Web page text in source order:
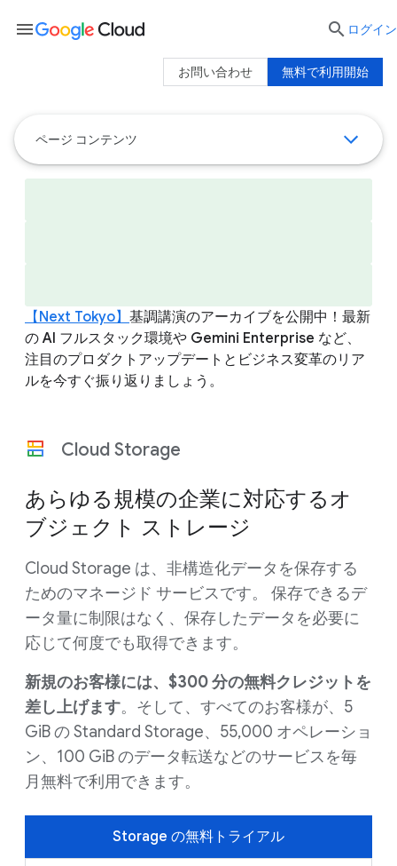
ページ コンテンツ
【Next Tokyo】 基調講演のアーカイブを公開中！最新
の AI フルスタック環境や Gemini Enterprise など、
注目のプロダクトアップデートとビジネス変革のリア
ルを今すぐ振り返りましょう。
Cloud Storage
あらゆる規模の企業に対応するオ
ブジェクト ストレージ
Cloud Storage は、非構造化データを保存する
ためのマネージド サービスです。 保存できるデ
ータ量に制限はなく、保存したデータを必要に
応じて何度でも取得できます。
新規のお客様には、$300 分の無料クレジットを
差し上げます。そして、すべてのお客様が、5
GiB の Standard Storage、55,000 オペレーショ
ン、100 GiB のデータ転送などのサービスを毎
月無料で利用できます。
Storage の無料トライアル
menu  ログイン
無料で利用開始
お問い合わせ